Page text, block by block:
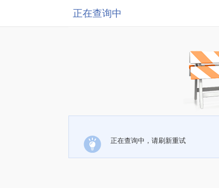
正在查询中
正在查询中，请刷新重试